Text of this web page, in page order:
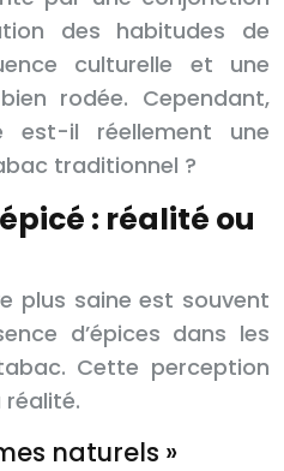
des habitudes de
culturelle et une
rodée. Cependant,
est-il réellement une
traditionnel ?
: réalité ou
plus saine est souvent
d’épices dans les
Cette perception
naturels »